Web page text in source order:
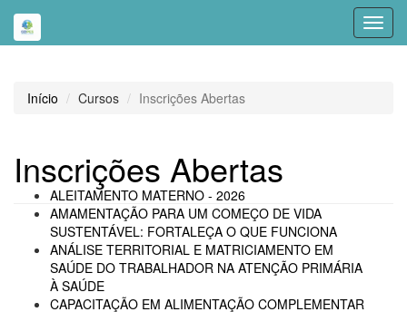
Início Cursos Inscrições Abertas
Inscrições Abertas
ALEITAMENTO MATERNO - 2026
AMAMENTAÇÃO PARA UM COMEÇO DE VIDA
SUSTENTÁVEL: FORTALEÇA O QUE FUNCIONA
ANÁLISE TERRITORIAL E MATRICIAMENTO EM
SAÚDE DO TRABALHADOR NA ATENÇÃO PRIMÁRIA
À SAÚDE
CAPACITAÇÃO EM ALIMENTAÇÃO COMPLEMENTAR